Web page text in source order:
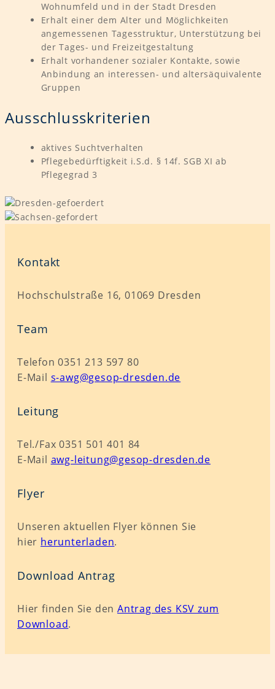
Wohnumfeld und in der Stadt Dresden
Erhalt einer dem Alter und Möglichkeiten
angemessenen Tagesstruktur, Unterstützung bei
der Tages- und Freizeitgestaltung
Erhalt vorhandener sozialer Kontakte, sowie
Anbindung an interessen- und altersäquivalente
Gruppen
Ausschlusskriterien
aktives Suchtverhalten
Pflegebedürftigkeit i.S.d. § 14f. SGB XI ab
Pflegegrad 3
Kontakt
Hochschulstraße 16, 01069 Dresden
Team
Telefon 0351 213 597 80
E-Mail s-awg@gesop-dresden.de
Leitung
Tel./Fax 0351 501 401 84
E-Mail awg-leitung@gesop-dresden.de
Flyer
Unseren aktuellen Flyer können Sie
hier herunterladen.
Download Antrag
Hier finden Sie denAntrag des KSV zum
Download.